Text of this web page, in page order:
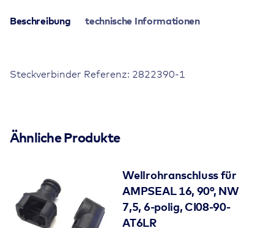
Buchsengehäuse,
3-
ES3R
Menge
Beschreibung technische Informationen
Steckverbinder Referenz: 2822390-1
Schutzgrad IP40
Produkttyp
Wellrohranschluss für TE
ECONOSEAL
Ähnliche Produkte
Wellrohranschluss für
AMPSEAL 16, 90°, NW
7,5, 6-polig, CI08-90-
AT6LR